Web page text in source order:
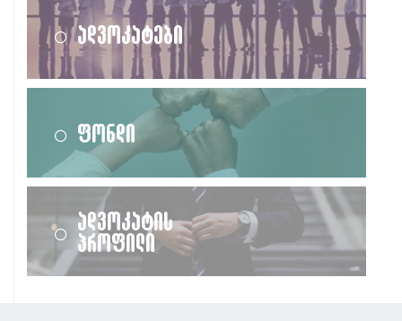
ადვოკატები
ფონდი
ადვოკატის
პროფილი